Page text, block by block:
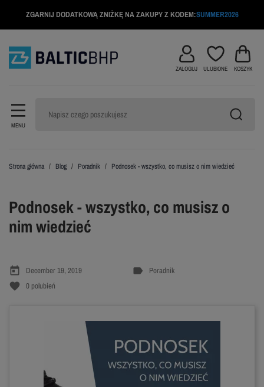
ZGARNIJ DODATKOWĄ ZNIŻKĘ NA ZAKUPY Z KODEM:SUMMER2026
MENU
ZALOGUJ ULUBIONE KOSZYK
Strona główna Blog Poradnik Podnosek - wszystko, co musisz o nim wiedzieć
Podnosek - wszystko, co musisz o
nim wiedzieć
today December 19, 2019 label Poradnik
favorite 0 polubień